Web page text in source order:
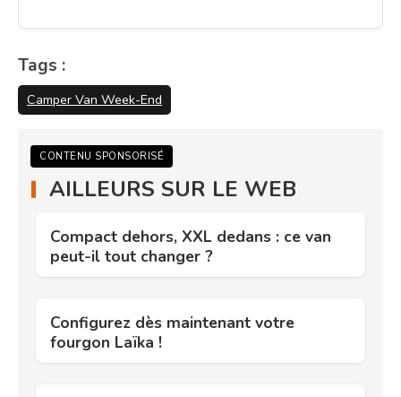
Tags :
Camper Van Week-End
CONTENU SPONSORISÉ
AILLEURS SUR LE WEB
Compact dehors, XXL dedans : ce van
peut-il tout changer ?
Configurez dès maintenant votre
fourgon Laïka !